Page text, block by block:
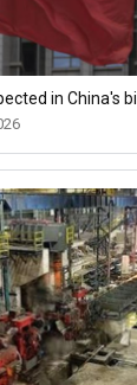
in China's